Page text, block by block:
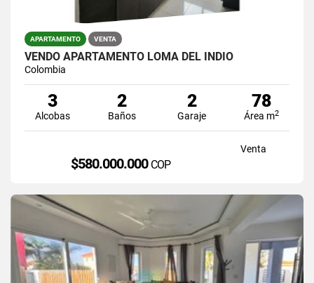
APARTAMENTO VENTA
VENDO APARTAMENTO LOMA DEL INDIO
Colombia
3
Alcobas
2
Baños
2
Garaje
78
Área m2
Venta
$580.000.000 COP